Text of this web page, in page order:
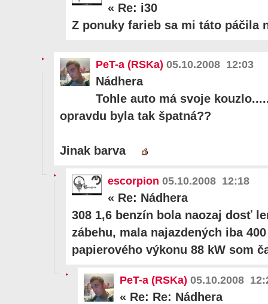
« Re: i30
Z ponuky farieb sa mi táto páčila
PeT-a (RSKa) 05.10.2008 12:03
Nádhera
Tohle auto má svoje
opravdu byla tak špatná??
Jinak barva
escorpion 05.10.2008 12:18
« Re: Nádhera
308 1,6 benzín bola naozaj dosť
zábehu, mala najazdených iba
papierového výkonu 88 kW som
PeT-a (RSKa) 05.10.2008
« Re: Re: Nádhera